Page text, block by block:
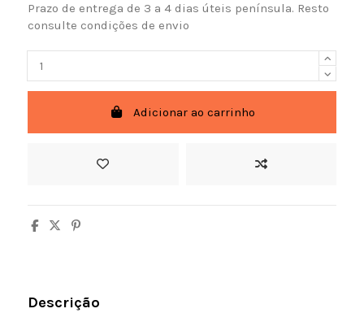
Prazo de entrega de 3 a 4 dias úteis península. Resto
consulte condições de envio
Adicionar ao carrinho
Descrição